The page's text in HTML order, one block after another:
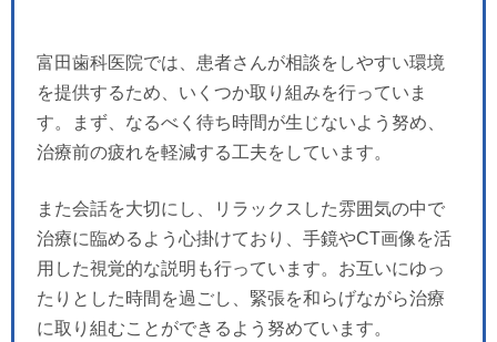
富田歯科医院では、患者さんが相談をしやすい環境
を提供するため、いくつか取り組みを行っていま
す。まず、なるべく待ち時間が生じないよう努め、
治療前の疲れを軽減する工夫をしています。
また会話を大切にし、リラックスした雰囲気の中で
治療に臨めるよう心掛けており、手鏡やCT画像を活
用した視覚的な説明も行っています。お互いにゆっ
たりとした時間を過ごし、緊張を和らげながら治療
に取り組むことができるよう努めています。